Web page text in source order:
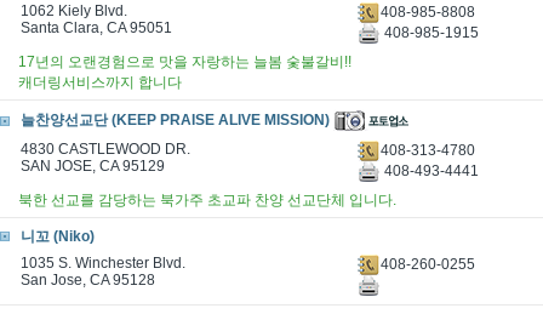
1062 Kiely Blvd.
Santa Clara, CA 95051
408-985-8808
408-985-1915
17년의 오랜경험으로 맛을 자랑하는 늘봄 숯불갈비!!
캐더링서비스까지 합니다
늘찬양선교단 (KEEP PRAISE ALIVE MISSION)
4830 CASTLEWOOD DR.
SAN JOSE, CA 95129
408-313-4780
408-493-4441
북한 선교를 감당하는 북가주 초교파 찬양 선교단체 입니다.
니꼬 (Niko)
1035 S. Winchester Blvd.
San Jose, CA 95128
408-260-0255